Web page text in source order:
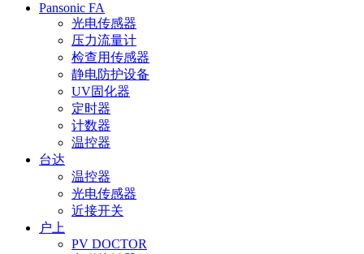
Pansonic FA
光电传感器
压力流量计
检查用传感器
静电防护设备
UV固化器
定时器
计数器
温控器
台达
温控器
光电传感器
近接开关
户上
PV DOCTOR